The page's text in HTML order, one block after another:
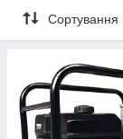
Сортування